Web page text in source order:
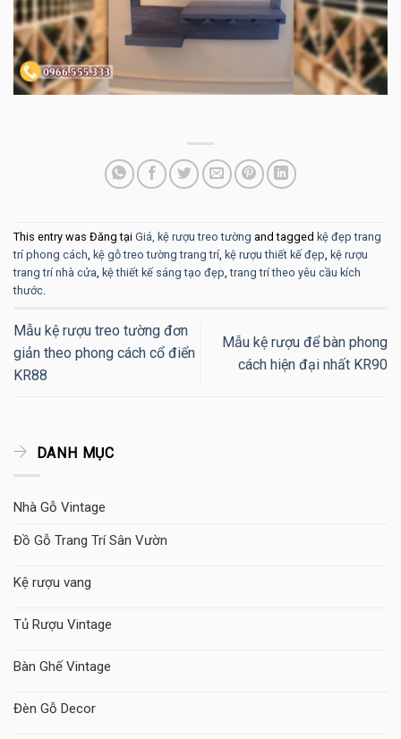
This entry was Đăng tại Giá, kệ rượu treo tường and tagged kệ đẹp trang
trí phong cách, kệ gỗ treo tường trang trí, kệ rượu thiết kế đẹp, kệ rượu
trang trí nhà cửa, kệ thiết kế sáng tạo đẹp,trang trí theo yêu cầu kích
thước.
Mẫu kệ rượu treo tường đơn
giản theo phong cách cổ điển
KR88
Mẫu kệ rượu để bàn phong
cách hiện đại nhất KR90
DANH MỤC
Nhà Gỗ Vintage
Đồ Gỗ Trang Trí Sân Vườn
Kệ rượu vang
Tủ Rượu Vintage
Bàn Ghế Vintage
Đèn Gỗ Decor